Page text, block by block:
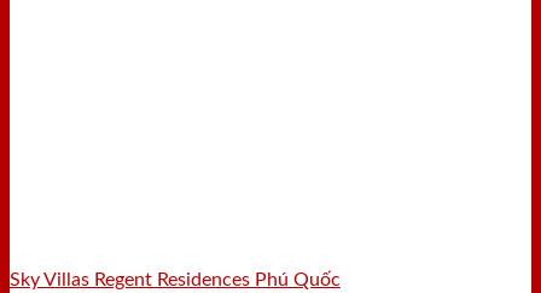
Sky Villas Regent Residences Phú Quốc